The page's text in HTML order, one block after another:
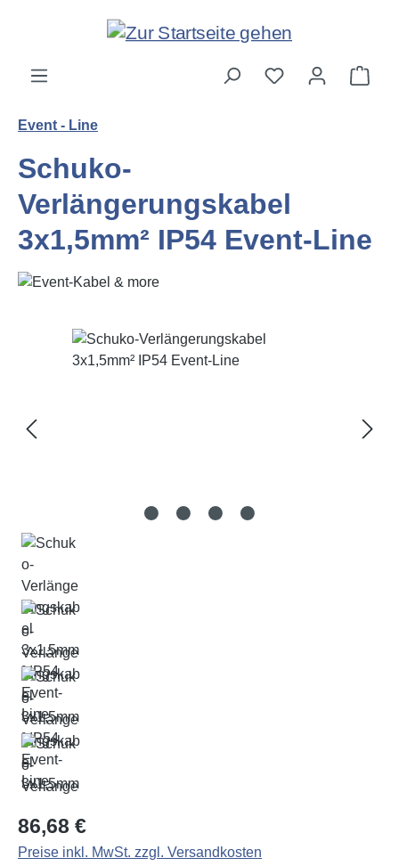
Zum Hauptinhalt springen
Event - Line
Schuko-
Verlängerungskabel
3x1,5mm² IP54 Event-Line
Bildergalerie überspringen
Regulärer Preis:
86,68 €
Preise inkl. MwSt. zzgl. Versandkosten